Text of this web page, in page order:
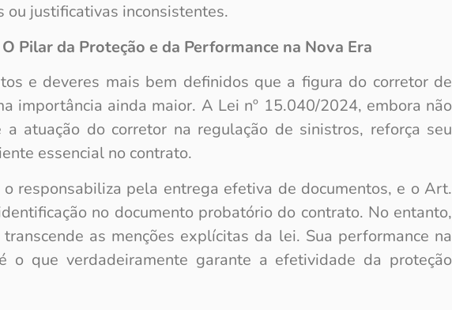
ou justificativas inconsistentes.
Pilar da Proteção e da Performance na Nova Era
e deveres mais bem definidos que a figura do corretor de
importância ainda maior. A Lei nº 15.040/2024, embora não
a atuação do corretor na regulação de sinistros, reforça seu
essencial no contrato.
responsabiliza pela entrega efetiva de documentos, e o Art.
no documento probatório do contrato. No entanto,
as menções explícitas da lei. Sua performance na
o que verdadeiramente garante a efetividade da proteção